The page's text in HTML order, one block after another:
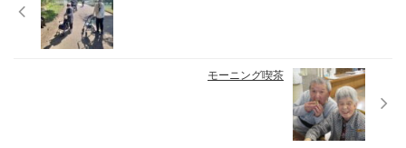
モーニング喫茶